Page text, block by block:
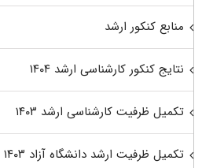
منابع کنکور ارشد
نتایج کنکور کارشناسی ارشد ۱۴۰۴
تکمیل ظرفیت کارشناسی ارشد ۱۴۰۳
تکمیل ظرفیت ارشد دانشگاه آزاد ۱۴۰۳